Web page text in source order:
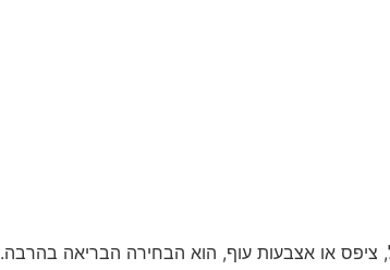
ציפס או אצבעות עוף, הוא הבחירה הבריאה בהרבה.